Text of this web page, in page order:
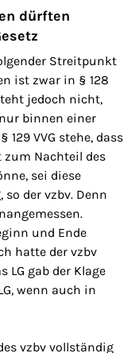
dürften
Streitpunkt
ist zwar in § 128
jedoch nicht,
binnen einer
VVG stehe, dass
zum Nachteil des
sei diese
der vzbv. Denn
und Ende
hatte der vzbv
LG gab der Klage
wenn auch in
vzbv vollständig